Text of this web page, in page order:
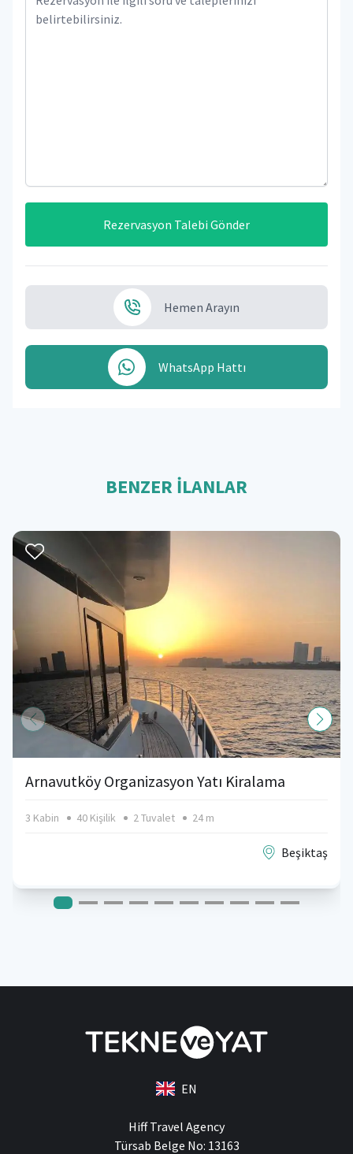
Rezervasyon Talebi Gönder
Hemen Arayın
WhatsApp Hattı
BENZER İLANLAR
Arnavutköy Organizasyon Yatı Kiralama
3 Kabin 40 Kişilik 2 Tuvalet 24 m
Beşiktaş
EN
Hiff Travel Agency
Türsab Belge No: 13163